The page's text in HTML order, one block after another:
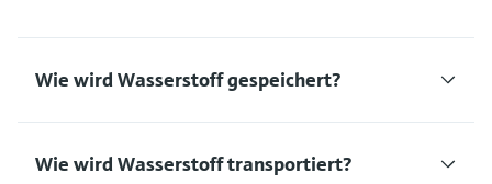
Wie wird Wasserstoff gespeichert?
Wie wird Wasserstoff transportiert?